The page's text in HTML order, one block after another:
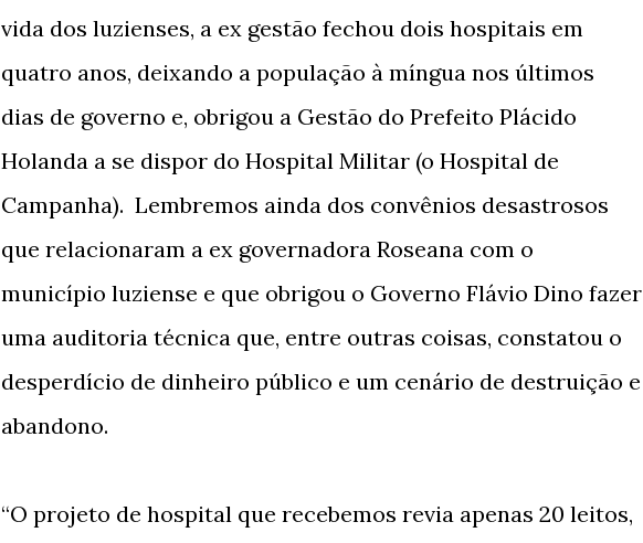
vida dos luzienses, a ex gestão fechou dois hospitais em
quatro anos, deixando a população à míngua nos últimos
dias de governo e, obrigou a Gestão do Prefeito Plácido
Holanda a se dispor do Hospital Militar (o Hospital de
Campanha). Lembremos ainda dos convênios desastrosos
que relacionaram a ex governadora Roseana com o
município luziense e que obrigou o Governo Flávio Dino fazer
uma auditoria técnica que, entre outras coisas, constatou o
desperdício de dinheiro público e um cenário de destruição e
abandono.
“O projeto de hospital que recebemos revia apenas 20 leitos,